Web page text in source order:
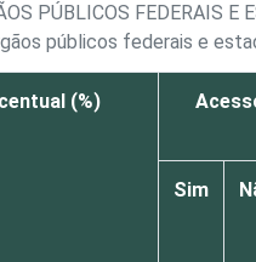
PÚBLICOS FEDERAIS E
públicos federais e
(%)
Sim